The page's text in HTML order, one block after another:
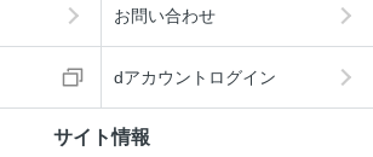
お問い合わせ
dアカウントログイン
サイト情報